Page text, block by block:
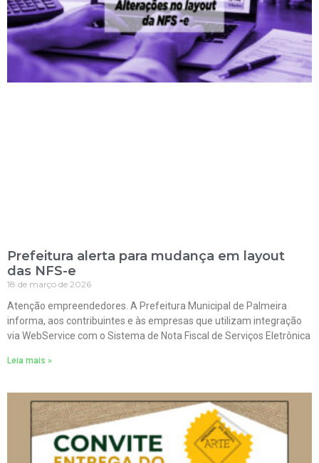
Prefeitura alerta para mudança em layout
das NFS-e
18 de março de 2026
Atenção empreendedores. A Prefeitura Municipal de Palmeira
informa, aos contribuintes e às empresas que utilizam integração
via WebService com o Sistema de Nota Fiscal de Serviços Eletrônica
Leia mais »